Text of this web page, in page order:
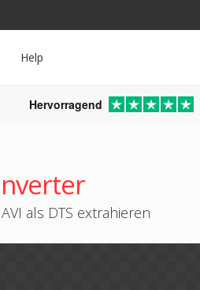
Help
Hervorragend
als DTS extrahieren